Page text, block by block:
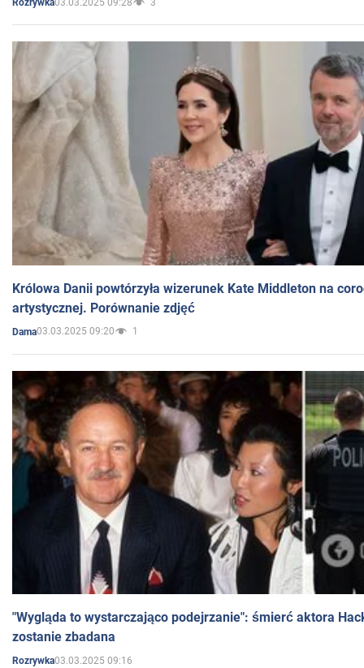
Rozrywka
Królowa Danii powtórzyła wizerunek Kate Middleton na
artystycznej. Porównanie zdjęć
Dama03.03.2025 09:20 1
"Wygląda to wystarczająco podejrzanie": śmierć aktora
zostanie zbadana
Rozrywka03.03.2025 09:16